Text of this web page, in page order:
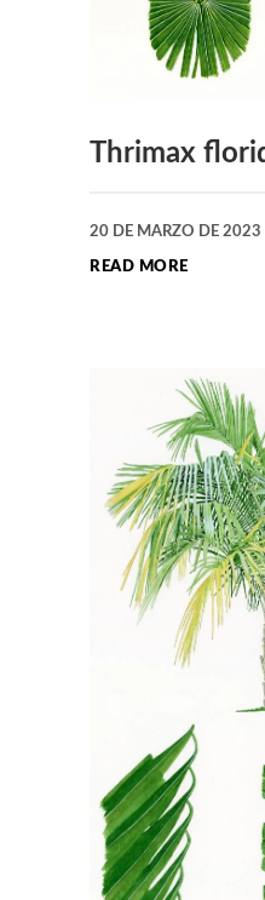
Thrimax
20 DE MARZO DE 2023
READ MORE